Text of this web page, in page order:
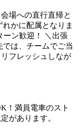
場への直行直帰と
かに配属となりま
ン歓迎！
＼出張
では、チームでご当
フレッシュしなが
！満員電車のスト
があります。